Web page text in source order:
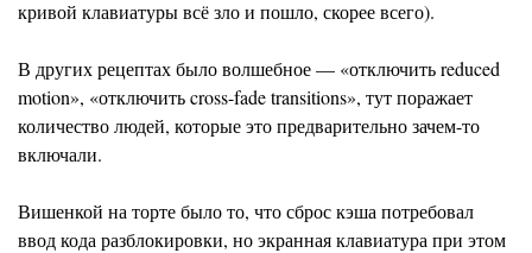
кривой клавиатуры всё зло и пошло, скорее всего).
В других рецептах было волшебное — «отключить reduced
motion», «отключить cross-fade transitions», тут поражает
количество людей, которые это предварительно зачем-то
включали.
Вишенкой на торте было то, что сброс кэша потребовал
ввод кода разблокировки, но экранная клавиатура при этом